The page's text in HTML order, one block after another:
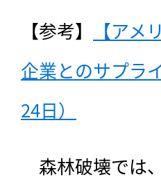
【参考】
【ア
企業とのサプラ
24日）
森林破壊では